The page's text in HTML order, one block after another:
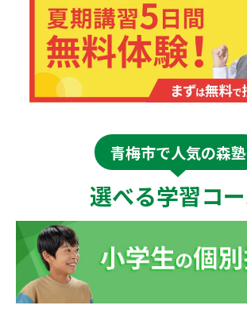
青梅市で人気の森塾
選べる学習コ